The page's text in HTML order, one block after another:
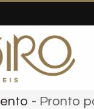
- Pronto